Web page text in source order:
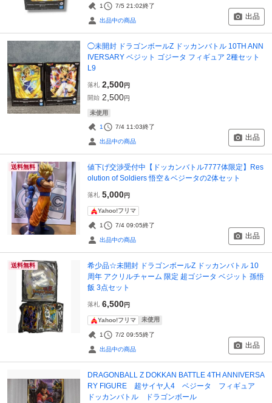
1 7/5 21:02終了
出品中の商品 出品
◯未開封 ドラゴンボールZ ドッカンバトル 10TH ANN
IVERSARY ベジット ゴジータ フィギュア 2種セット
L9
落札 2,500円
開始 2,500円
未使用
1 7/4 11:03終了
出品中の商品 出品
送料無料
値下げ交渉受付中【ドッカンバトル7777体限定】Res
olution of Soldiers 悟空＆ベジータの2体セット
落札 5,000円
Yahoo!フリマ
1 7/4 09:05終了
出品中の商品 出品
送料無料
希少品☆未開封 ドラゴンボールZ ドッカンバトル 10
周年 アクリルチャーム 限定 超ゴジータ ベジット 孫悟
飯 3点セット
落札 6,500円
Yahoo!フリマ 未使用
1 7/2 09:55終了
出品中の商品 出品
DRAGONBALL Z DOKKAN BATTLE 4TH ANNIVERSA
RY FIGURE 超サイヤ人4 ベジータ フィギュア
ドッカンバトル ドラゴンボール